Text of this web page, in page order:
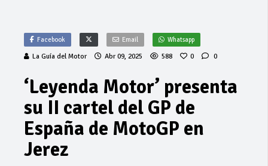
Facebook Email Whatsapp
La Guía del Motor Abr 09, 2025 588 0 0
‘Leyenda Motor’ presenta
su II cartel del GP de
España de MotoGP en
Jerez